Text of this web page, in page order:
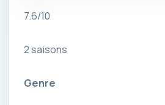
7.6/10
2 saisons
Genre